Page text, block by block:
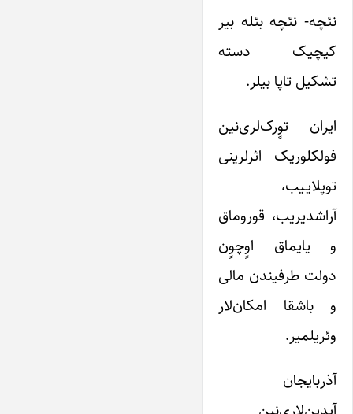
نئچه- نئچه بئله بیر
کیچیک دسته
تشکیل تاپا بیلر.
ایران توٍرک‌لری‌نین
فولکلوریک اثرلرینی
توپلایـیب،
آراشدیریب، قوروماق
و یایماق اوٍچوٍن
دولت طرفیندن مالی
و باشقا امکان‌لار
وئریلمیر.
آذربایجان